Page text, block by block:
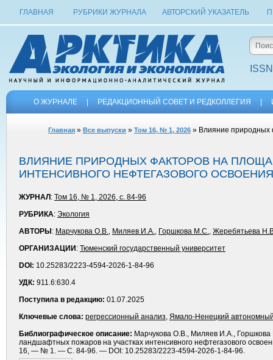
ГЛАВНАЯ РУБРИКИ ЖУРНАЛА АВТОРСКИЙ УКАЗАТЕЛЬ
О ЖУРНАЛЕ РЕДАКЦИОННЫЙ СОВЕТ И РЕДКОЛЛЕГИЯ
Главная » Все выпуски » Том 16, № 1, 2026 » Влияние природных
ВЛИЯНИЕ ПРИРОДНЫХ ФАКТОРОВ НА
ИНТЕНСИВНОГО НЕФТЕГАЗОВОГО
ЖУРНАЛ : Том 16, № 1, 2026, с. 84-96
РУБРИКА: Экология
АВТОРЫ : Марчукова О.В., Миляев И.А., Горшкова М.С., Жеребятьева
ОРГАНИЗАЦИИ : Тюменский государственный университет
DOI: 10.25283/2223-4594-2026-1-84-96
УДК: 911.6:630.4
Поступила в редакцию: 01.07.2025
Ключевые слова: регрессионный анализ, Ямало-Ненецкий автономный
Библиографическое описание: Марчукова О.В., Миляев И.А.,
ландшафтных пожаров на участках интенсивного нефтегазового
16, — № 1. — С. 84-96. — DOI: 10.25283/2223-4594-2026-1-84-96.